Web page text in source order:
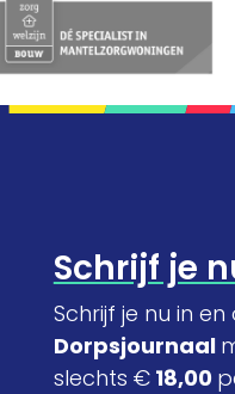
Schrijf je
Schrijf je nu in
Dorpsjournaal
slechts €18,00